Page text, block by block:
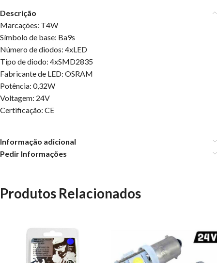
Descrição
Marcações: T4W
Símbolo de base: Ba9s
Número de diodos: 4xLED
Tipo de diodo: 4xSMD2835
Fabricante de LED: OSRAM
Potência: 0,32W
Voltagem: 24V
Certificação: CE
Informação adicional
Pedir Informações
Produtos Relacionados